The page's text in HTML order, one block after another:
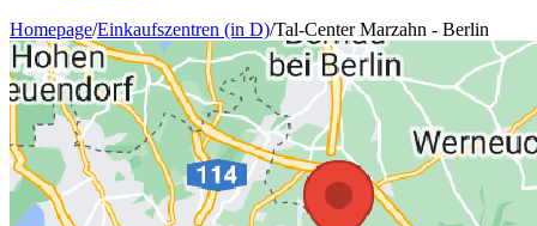
Homepage/Einkaufszentren (in D)/Tal-Center Marzahn - Berlin